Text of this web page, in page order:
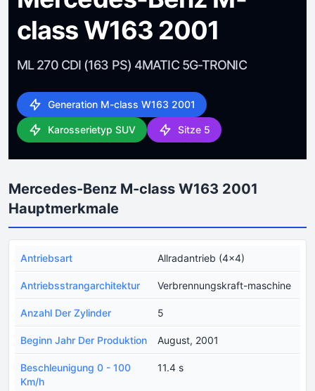
class W163 2001
ML 270 CDI (163 PS) 4MATIC 5G-TRONIC
Generation M-class W163 2001
Karosserietyp SUV Sitze 5
Mercedes-Benz M-class W163 2001
Hauptmerkmale
Antriebsart Allradantrieb (4x4)
Antriebsstrangarchitektur Verbrennungskraft-maschine
Anzahl Der Zylinder 5
Beginn Jahr Der Produktion August, 2001
Beschleunigung 0 - 100
Km/h
11.4 s